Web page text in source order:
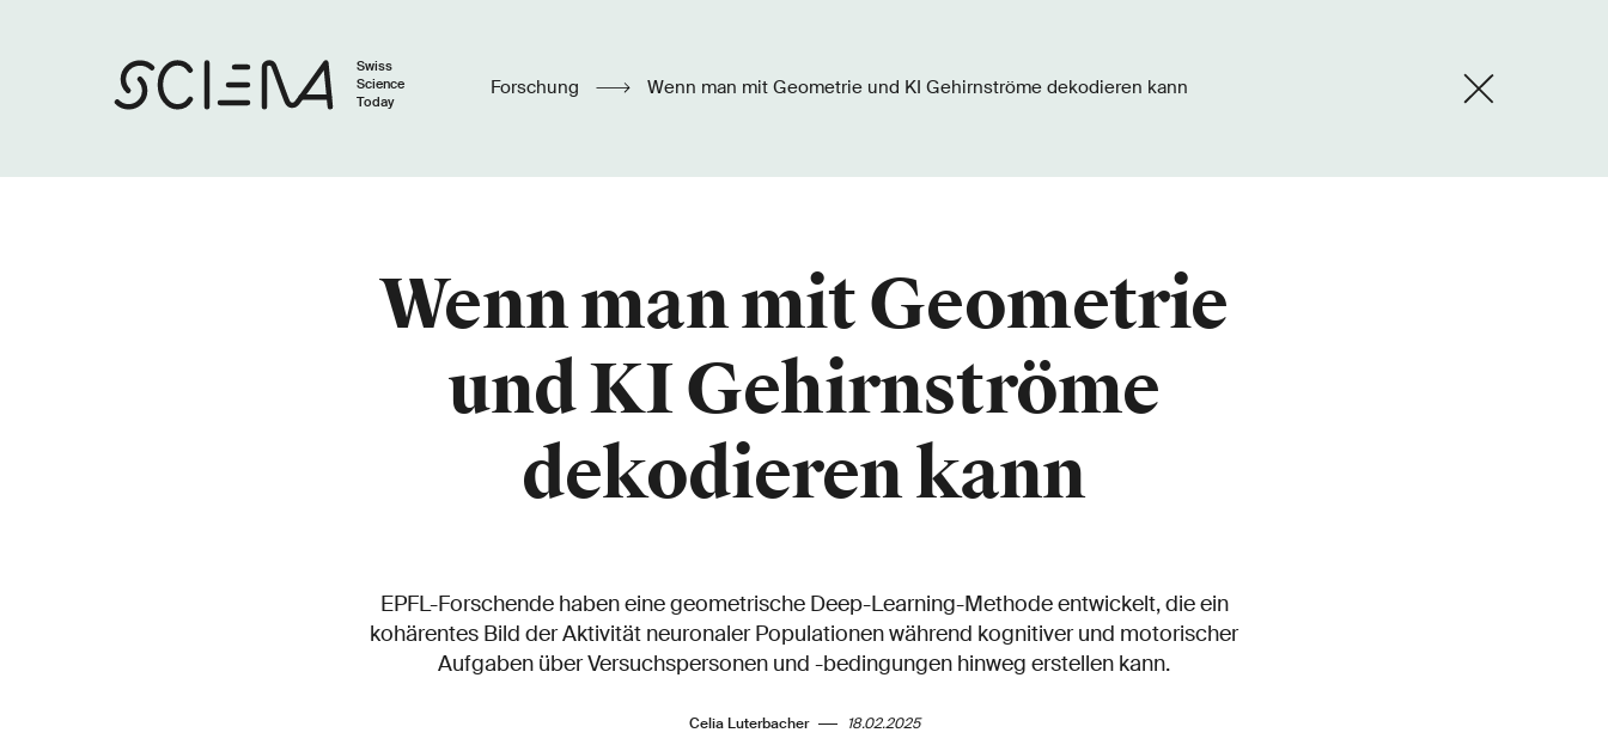
Swiss
Science
Today
Forschung Wenn man mit Geometrie und KI Gehirnströme dekodieren kann
Wenn man mit Geometrie
und KI Gehirnströme
dekodieren kann
EPFL-Forschende haben eine geometrische Deep-Learning-Methode entwickelt, die ein
kohärentes Bild der Aktivität neuronaler Populationen während kognitiver und motorischer
Aufgaben über Versuchspersonen und -bedingungen hinweg erstellen kann.
Celia Luterbacher 18.02.2025